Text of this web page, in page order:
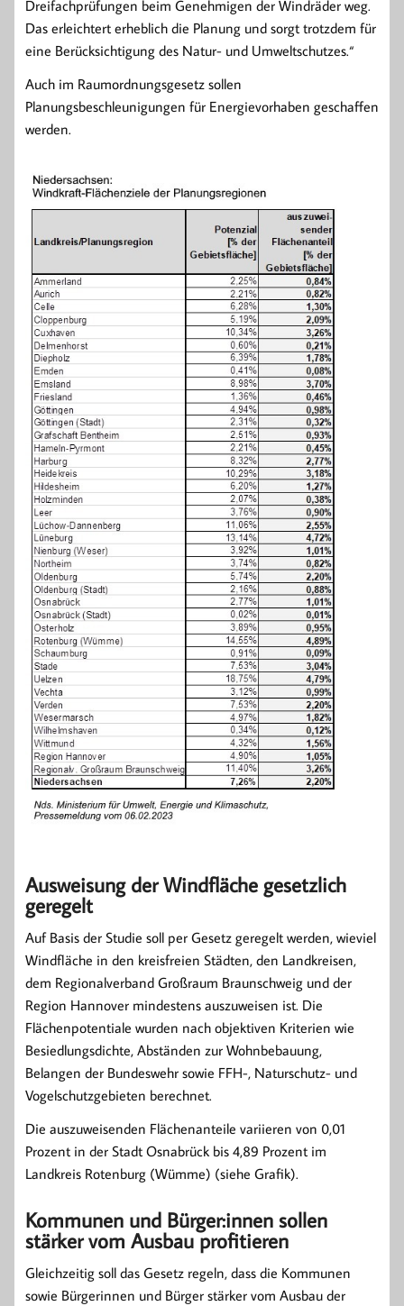
Dreifachprüfungen beim Genehmigen der Windräder weg.
Das erleichtert erheblich die Planung und sorgt trotzdem für
eine Berücksichtigung des Natur- und Umweltschutzes.“
Auch im Raumordnungsgesetz sollen
Planungsbeschleunigungen für Energievorhaben geschaffen
werden.
Ausweisung der Windfläche gesetzlich
geregelt
Auf Basis der Studie soll per Gesetz geregelt werden, wieviel
Windfläche in den kreisfreien Städten, den Landkreisen,
dem Regionalverband Großraum Braunschweig und der
Region Hannover mindestens auszuweisen ist. Die
Flächenpotentiale wurden nach objektiven Kriterien wie
Besiedlungsdichte, Abständen zur Wohnbebauung,
Belangen der Bundeswehr sowie FFH-, Naturschutz- und
Vogelschutzgebieten berechnet.
Die auszuweisenden Flächenanteile variieren von 0,01
Prozent in der Stadt Osnabrück bis 4,89 Prozent im
Landkreis Rotenburg (Wümme) (siehe Grafik).
Kommunen und Bürger:innen sollen
stärker vom Ausbau profitieren
Gleichzeitig soll das Gesetz regeln, dass die Kommunen
sowie Bürgerinnen und Bürger stärker vom Ausbau der